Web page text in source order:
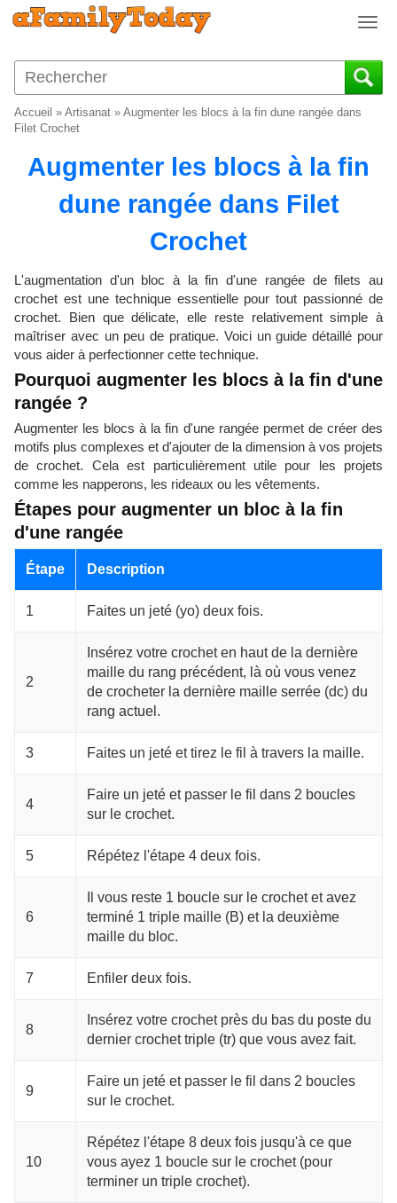
T
g
g
a
v
i
o
n
Accueil » Artisanat » Augmenter les blocs à la fin dune rangée dans
Filet Crochet
Augmenter les blocs à la fin
dune rangée dans Filet
Crochet
L'augmentation d'un bloc à la fin d'une rangée de filets au
crochet est une technique essentielle pour tout passionné de
crochet. Bien que délicate, elle reste relativement simple à
maîtriser avec un peu de pratique. Voici un guide détaillé pour
vous aider à perfectionner cette technique.
Pourquoi augmenter les blocs à la fin d'une
rangée ?
Augmenter les blocs à la fin d'une rangée permet de créer des
motifs plus complexes et d'ajouter de la dimension à vos projets
de crochet. Cela est particulièrement utile pour les projets
comme les napperons, les rideaux ou les vêtements.
Étapes pour augmenter un bloc à la fin
d'une rangée
Étape Description
1 Faites un jeté (yo) deux fois.
2
Insérez votre crochet en haut de la dernière
maille du rang précédent, là où vous venez
de crocheter la dernière maille serrée (dc) du
rang actuel.
3 Faites un jeté et tirez le fil à travers la maille.
4
Faire un jeté et passer le fil dans 2 boucles
sur le crochet.
5 Répétez l'étape 4 deux fois.
6
Il vous reste 1 boucle sur le crochet et avez
terminé 1 triple maille (B) et la deuxième
maille du bloc.
7 Enfiler deux fois.
8
Insérez votre crochet près du bas du poste du
dernier crochet triple (tr) que vous avez fait.
9
Faire un jeté et passer le fil dans 2 boucles
sur le crochet.
10
Répétez l'étape 8 deux fois jusqu'à ce que
vous ayez 1 boucle sur le crochet (pour
terminer un triple crochet).